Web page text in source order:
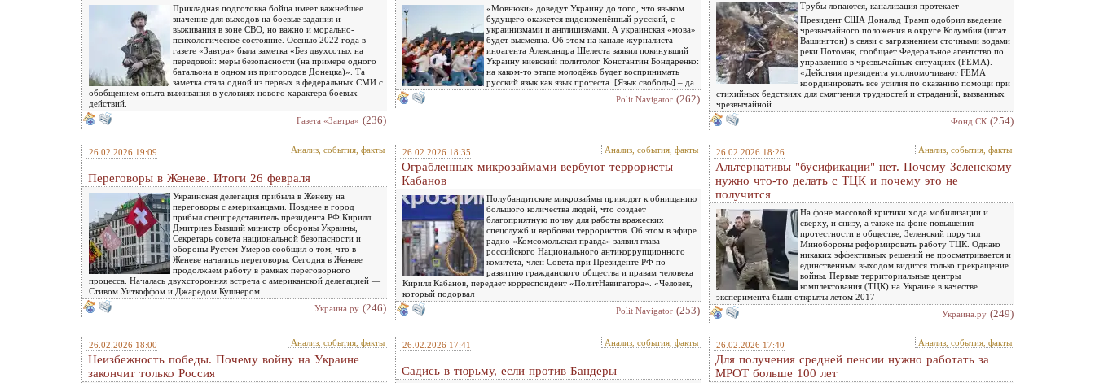
Прикладная подготовка бойца имеет важнейшее
значение для выходов на боевые задания и
выживания в зоне СВО, но важно и морально-
психологическое состояние. Осенью 2022 года в
газете «Завтра» была заметка «Без двухсотых на
передовой: меры безопасности (на примере одного
батальона в одном из пригородов Донецка)». Та
заметка стала одной из первых в федеральных СМИ с
обобщением опыта выживания в условиях нового характера боевых
действий.
Газета «Завтра» (236)
«Мовнюки» доведут Украину до того, что языком
будущего окажется видоизменённый русский, с
украинизмами и англицизмами. А украинская «мова»
будет высмеяна. Об этом на канале журналиста-
иноагента Александра Шелеста заявил покинувший
Украину киевский политолог Константин Бондаренко:
на каком-то этапе молодёжь будет воспринимать
русский язык как язык протеста. [Язык свободы] – да.
Polit Navigator (262)
Трубы лопаются, канализация протекает
Президент США Дональд Трамп одобрил введение
чрезвычайного положения в округе Колумбия (штат
Вашингтон) в связи с загрязнением сточными водами
реки Потомак, сообщает Федеральное агентство по
управлению в чрезвычайных ситуациях (FEMA).
«Действия президента уполномочивают FEMA
координировать все усилия по оказанию помощи при
стихийных бедствиях для смягчения трудностей и страданий, вызванных
чрезвычайной
Фонд СК (254)
26.02.2026 19:09 Анализ, события, факты
Переговоры в Женеве. Итоги 26 февраля
Украинская делегация прибыла в Женеву на
переговоры с американцами. Позднее в город
прибыл спецпредставитель президента РФ Кирилл
Дмитриев Бывший министр обороны Украины,
Секретарь совета национальной безопасности и
обороны Рустем Умеров сообщил о том, что в
Женеве начались переговоры: Сегодня в Женеве
продолжаем работу в рамках переговорного
процесса. Началась двухсторонняя встреча с американской делегацией —
Стивом Уиткоффом и Джаредом Кушнером.
Украина.ру (246)
26.02.2026 18:35 Анализ, события, факты
Ограбленных микрозаймами вербуют террористы –
Кабанов
Полубандитские микрозаймы приводят к обнищанию
большого количества людей, что создаёт
благоприятную почву для работы вражеских
спецслужб и вербовки террористов. Об этом в эфире
радио «Комсомольская правда» заявил глава
российского Национального антикоррупционного
комитета, член Совета при Президенте РФ по
развитию гражданского общества и правам человека
Кирилл Кабанов, передаёт корреспондент «ПолитНавигатора». «Человек,
который подорвал
Polit Navigator (253)
26.02.2026 18:26 Анализ, события, факты
Альтернативы "бусификации" нет. Почему Зеленскому
нужно что-то делать с ТЦК и почему это не
получится
На фоне массовой критики хода мобилизации и
сверху, и снизу, а также на фоне повышения
протестности в обществе, Зеленский поручил
Минобороны реформировать работу ТЦК. Однако
никаких эффективных решений не просматривается и
единственным выходом видится только прекращение
войны. Первые территориальные центры
комплектования (ТЦК) на Украине в качестве
эксперимента были открыты летом 2017
Украина.ру (249)
26.02.2026 18:00 Анализ, события, факты
Неизбежность победы. Почему войну на Украине
закончит только Россия
26.02.2026 17:41 Анализ, события, факты
Садись в тюрьму, если против Бандеры
26.02.2026 17:40 Анализ, события, факты
Для получения средней пенсии нужно работать за
МРОТ больше 100 лет